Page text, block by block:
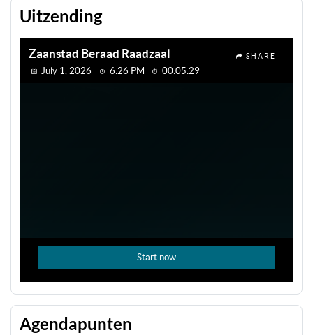
Uitzending
Agendapunten